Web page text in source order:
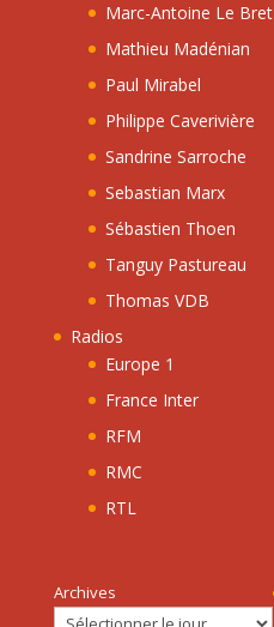
Marc-Antoine Le Bret
Mathieu Madénian
Paul Mirabel
Philippe Caverivière
Sandrine Sarroche
Sebastian Marx
Sébastien Thoen
Tanguy Pastureau
Thomas VDB
Radios
Europe 1
France Inter
RFM
RMC
RTL
Archives